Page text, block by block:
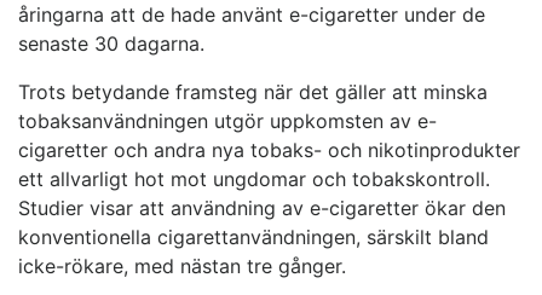
åringarna att de hade använt e-cigaretter under de
senaste 30 dagarna.
Trots betydande framsteg när det gäller att minska
tobaksanvändningen utgör uppkomsten av e-
cigaretter och andra nya tobaks- och nikotinprodukter
ett allvarligt hot mot ungdomar och tobakskontroll.
Studier visar att användning av e-cigaretter ökar den
konventionella cigarettanvändningen, särskilt bland
icke-rökare, med nästan tre gånger.